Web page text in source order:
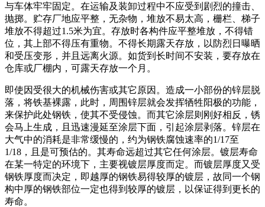
与车体牢牢固定。在运输及装卸过程中不应受到剧烈的撞击、
抛掷。贮存厂地应平整，无杂物，堆放不易太高，栅栏、梯子
堆放不得超过1.5米为宜。存放时各构件应平整堆放，不得错
位，其上部不得压有重物。不得长期露天存放，以防烈日曝晒
和受压变形，并且远离火源。如货到长时间不安装，要存放在
仓库或厂棚内，可露天存放一个月。
即使因受很大的机械伤害或其它原因。造成一小部份的锌层脱
落，将铁基裸露，此时，周围锌层就会发挥牺牲阳极的功能，
来保护此处钢铁，使其不受侵蚀。而其它涂层则刚好相反，锈
会马上生成，且迅速漫延至涂层下面，引起涂层剥落。锌层在
大气中的消耗是非常缓慢的，约为钢铁腐蚀速率的1/17至
1/18，且是可预估的。其寿命远超过其它任何涂层。镀层寿命
在某一特定的环境下，主要视镀层厚度而定。而镀层厚度又受
钢铁厚度而决定，即越厚的钢铁易得较厚的镀层，故同一个钢
构中厚的钢铁部位一定也得到较厚的镀层，以保证得到更长的
寿命。